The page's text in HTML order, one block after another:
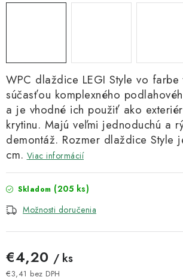
WPC dlaždice LEGI Style vo farbe
súčasťou komplexného
a je vhodné ich použiť ako
krytinu. Majú veľmi jednoduchú a
demontáž. Rozmer dlaždice
cm. Viac informácií
Skladom (205 ks)
Možnosti doručenia
€4,20 / ks
€3,41 bez DPH